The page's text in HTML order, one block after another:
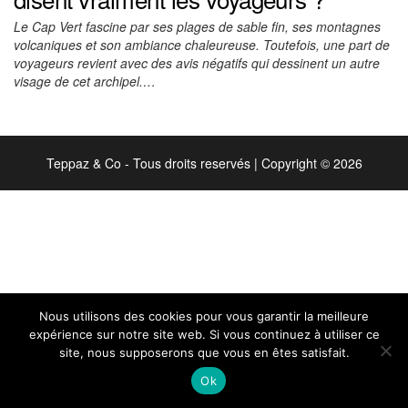
Le Cap Vert fascine par ses plages de sable fin, ses montagnes
volcaniques et son ambiance chaleureuse. Toutefois, une part de
voyageurs revient avec des avis négatifs qui dessinent un autre
visage de cet archipel.…
Teppaz & Co - Tous droits reservés | Copyright © 2026
Nous utilisons des cookies pour vous garantir la meilleure
expérience sur notre site web. Si vous continuez à utiliser ce
site, nous supposerons que vous en êtes satisfait.
Ok